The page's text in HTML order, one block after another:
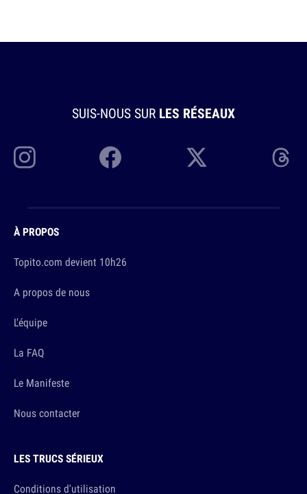
SUIS-NOUS SUR LES RÉSEAUX
À PROPOS
Topito.com devient 10h26
A propos de nous
L'équipe
La FAQ
Le Manifeste
Nous contacter
LES TRUCS SÉRIEUX
Conditions d'utilisation